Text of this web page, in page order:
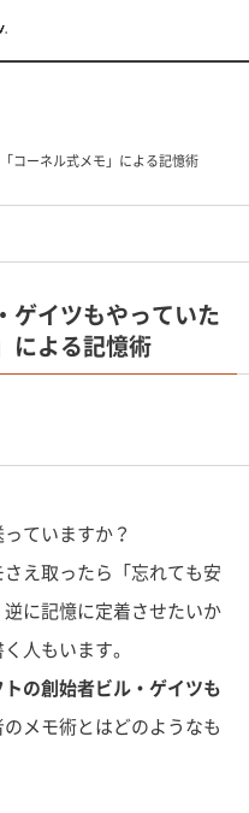
コーネル式メモ」による記憶術
ゲイツもやっていた
による記憶術
ていますか？
え取ったら「忘れても安
に記憶に定着させたいか
人もいます。
の創始者ビル・ゲイツも
メモ術とはどのようなも